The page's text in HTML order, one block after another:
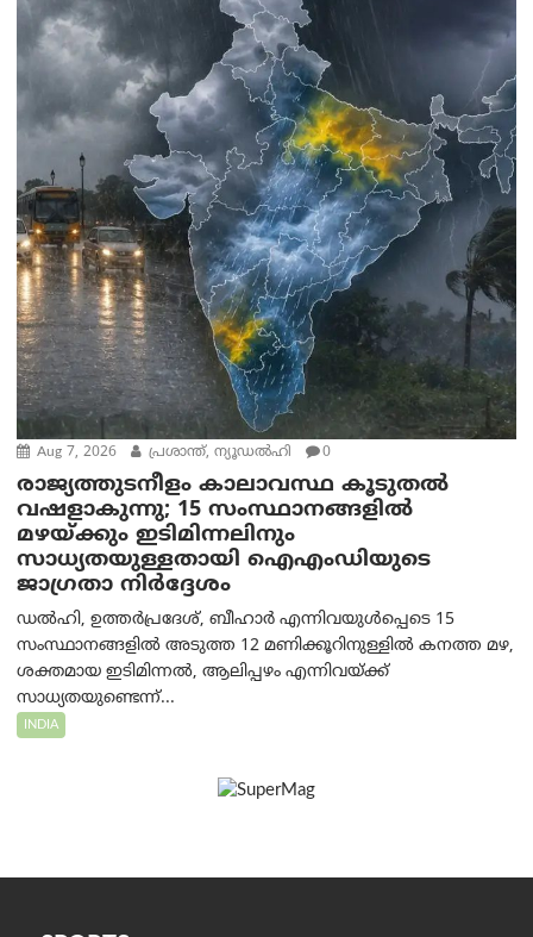
Aug 7, 2026 പ്രശാന്ത്, ന്യൂഡല്‍ഹി 0
രാജ്യത്തുടനീളം കാലാവസ്ഥ കൂടുതൽ
വഷളാകുന്നു; 15 സംസ്ഥാനങ്ങളിൽ
മഴയ്ക്കും ഇടിമിന്നലിനും
സാധ്യതയുള്ളതായി ഐഎംഡിയുടെ
ജാഗ്രതാ നിർദ്ദേശം
ഡൽഹി, ഉത്തർപ്രദേശ്, ബീഹാർ എന്നിവയുൾപ്പെടെ 15
സംസ്ഥാനങ്ങളിൽ അടുത്ത 12 മണിക്കൂറിനുള്ളിൽ കനത്ത മഴ,
ശക്തമായ ഇടിമിന്നൽ, ആലിപ്പഴം എന്നിവയ്ക്ക്
സാധ്യതയുണ്ടെന്ന്...
INDIA